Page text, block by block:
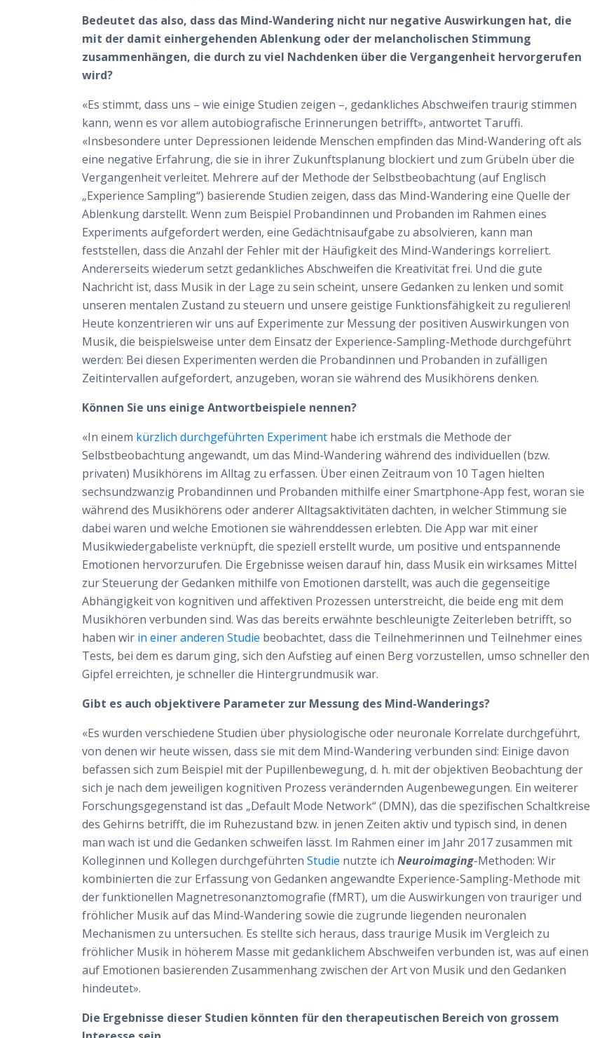
Bedeutet das also, dass das Mind-Wandering nicht nur negative Auswirkungen hat, die
mit der damit einhergehenden Ablenkung oder der melancholischen Stimmung
zusammenhängen, die durch zu viel Nachdenken über die Vergangenheit hervorgerufen
wird?
«Es stimmt, dass uns – wie einige Studien zeigen –, gedankliches Abschweifen traurig stimmen
kann, wenn es vor allem autobiografische Erinnerungen betrifft», antwortet Taruffi.
«Insbesondere unter Depressionen leidende Menschen empfinden das Mind-Wandering oft als
eine negative Erfahrung, die sie in ihrer Zukunftsplanung blockiert und zum Grübeln über die
Vergangenheit verleitet. Mehrere auf der Methode der Selbstbeobachtung (auf Englisch
„Experience Sampling“) basierende Studien zeigen, dass das Mind-Wandering eine Quelle der
Ablenkung darstellt. Wenn zum Beispiel Probandinnen und Probanden im Rahmen eines
Experiments aufgefordert werden, eine Gedächtnisaufgabe zu absolvieren, kann man
feststellen, dass die Anzahl der Fehler mit der Häufigkeit des Mind-Wanderings korreliert.
Andererseits wiederum setzt gedankliches Abschweifen die Kreativität frei. Und die gute
Nachricht ist, dass Musik in der Lage zu sein scheint, unsere Gedanken zu lenken und somit
unseren mentalen Zustand zu steuern und unsere geistige Funktionsfähigkeit zu regulieren!
Heute konzentrieren wir uns auf Experimente zur Messung der positiven Auswirkungen von
Musik, die beispielsweise unter dem Einsatz der Experience-Sampling-Methode durchgeführt
werden: Bei diesen Experimenten werden die Probandinnen und Probanden in zufälligen
Zeitintervallen aufgefordert, anzugeben, woran sie während des Musikhörens denken.
Können Sie uns einige Antwortbeispiele nennen?
«In einem kürzlich durchgeführten Experiment habe ich erstmals die Methode der
Selbstbeobachtung angewandt, um das Mind-Wandering während des individuellen (bzw.
privaten) Musikhörens im Alltag zu erfassen. Über einen Zeitraum von 10 Tagen hielten
sechsundzwanzig Probandinnen und Probanden mithilfe einer Smartphone-App fest, woran sie
während des Musikhörens oder anderer Alltagsaktivitäten dachten, in welcher Stimmung sie
dabei waren und welche Emotionen sie währenddessen erlebten. Die App war mit einer
Musikwiedergabeliste verknüpft, die speziell erstellt wurde, um positive und entspannende
Emotionen hervorzurufen. Die Ergebnisse weisen darauf hin, dass Musik ein wirksames Mittel
zur Steuerung der Gedanken mithilfe von Emotionen darstellt, was auch die gegenseitige
Abhängigkeit von kognitiven und affektiven Prozessen unterstreicht, die beide eng mit dem
Musikhören verbunden sind. Was das bereits erwähnte beschleunigte Zeiterleben betrifft, so
haben wir in einer anderen Studie beobachtet, dass die Teilnehmerinnen und Teilnehmer eines
Tests, bei dem es darum ging, sich den Aufstieg auf einen Berg vorzustellen, umso schneller den
Gipfel erreichten, je schneller die Hintergrundmusik war.
Gibt es auch objektivere Parameter zur Messung des Mind-Wanderings?
«Es wurden verschiedene Studien über physiologische oder neuronale Korrelate durchgeführt,
von denen wir heute wissen, dass sie mit dem Mind-Wandering verbunden sind: Einige davon
befassen sich zum Beispiel mit der Pupillenbewegung, d. h. mit der objektiven Beobachtung der
sich je nach dem jeweiligen kognitiven Prozess verändernden Augenbewegungen. Ein weiterer
Forschungsgegenstand ist das „Default Mode Network“ (DMN), das die spezifischen Schaltkreise
des Gehirns betrifft, die im Ruhezustand bzw. in jenen Zeiten aktiv und typisch sind, in denen
man wach ist und die Gedanken schweifen lässt. Im Rahmen einer im Jahr 2017 zusammen mit
Kolleginnen und Kollegen durchgeführten Studie nutzte ich Neuroimaging-Methoden: Wir
kombinierten die zur Erfassung von Gedanken angewandte Experience-Sampling-Methode mit
der funktionellen Magnetresonanztomografie (fMRT), um die Auswirkungen von trauriger und
fröhlicher Musik auf das Mind-Wandering sowie die zugrunde liegenden neuronalen
Mechanismen zu untersuchen. Es stellte sich heraus, dass traurige Musik im Vergleich zu
fröhlicher Musik in höherem Masse mit gedanklichem Abschweifen verbunden ist, was auf einen
auf Emotionen basierenden Zusammenhang zwischen der Art von Musik und den Gedanken
hindeutet».
Die Ergebnisse dieser Studien könnten für den therapeutischen Bereich von grossem